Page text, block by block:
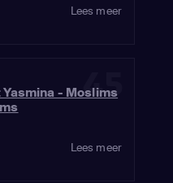
Lees meer
45
- Moslims
Lees meer